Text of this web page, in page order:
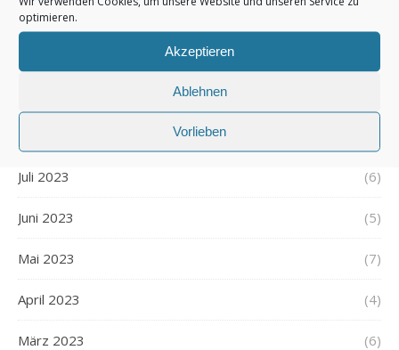
optimieren.
Akzeptieren
Ablehnen
Vorlieben
November 2023
Juli 2023 (6)
Juni 2023 (5)
Mai 2023 (7)
April 2023 (4)
März 2023 (6)